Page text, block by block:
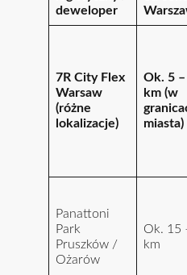
deweloper
7R City Flex
Warsaw
(różne
lokalizacje)
Ok. 5
km (w
miasta)
Panattoni
Park
Pruszków /
Ożarów
Ok. 15
km